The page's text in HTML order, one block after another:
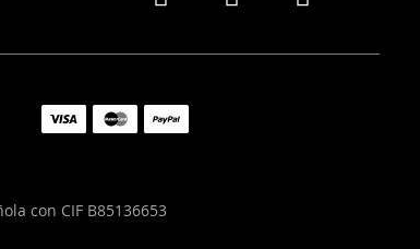
con CIF B85136653